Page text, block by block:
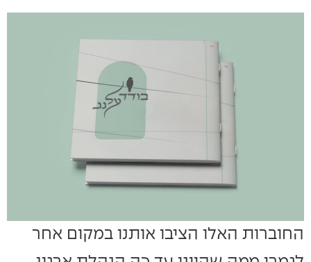
החוברות האלו הציבו אותנו במקום אחר